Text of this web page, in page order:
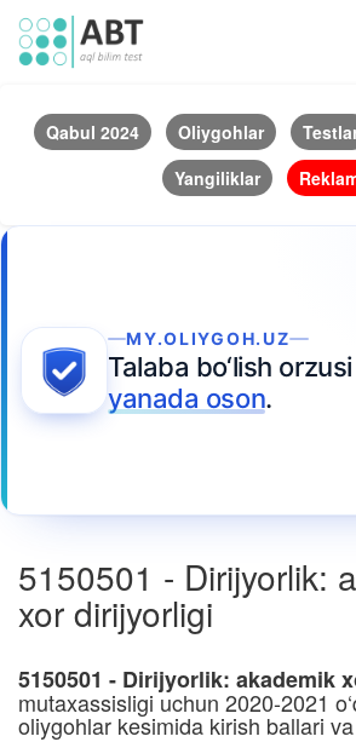
Qabul 2024 Oliygohlar
Yangiliklar
MY.OLIYGOH.UZ
Talaba bo‘lish orzusi
yanada oson.
5150501 - Dirijyorlik:
xor dirijyorligi
5150501 - Dirijyorlik: akademik
mutaxassisligi uchun 2020-2021
oliygohlar kesimida kirish ballari